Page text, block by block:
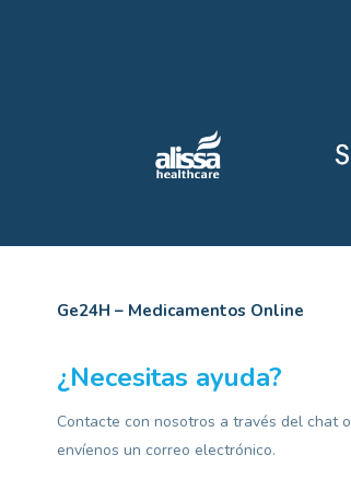
Ge24H – Medicamentos Online
¿Necesitas ayuda?
Contacte con nosotros a través del chat o
envíenos un correo electrónico.